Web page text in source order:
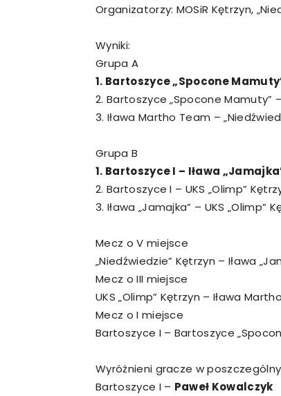
Organizatorzy: MOSiR Kętrzyn,
Wyniki:
Grupa A
1. Bartoszyce „Spocone
2. Bartoszyce „Spocone Mamuty”
3. Iława Martho Team –
Grupa B
1. Bartoszyce I – Iława
2. Bartoszyce I – UKS „Olimp”
3. Iława „Jamajka” – UKS „Olimp”
Mecz o V miejsce
„Niedźwiedzie” Kętrzyn – Iława
Mecz o III miejsce
UKS „Olimp” Kętrzyn – Iława
Mecz o I miejsce
Bartoszyce I – Bartoszyce
Wyróżnieni gracze w
Bartoszyce I – Paweł Kowalczyk